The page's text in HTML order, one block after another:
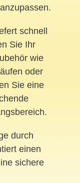
schnell
Sie Ihr
wie
oder
Sie eine
durch
einen
sichere